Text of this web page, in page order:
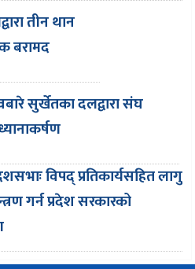
तीन थान
बरामद
सुर्खेतका दलद्वारा संघ
विपद् प्रतिकार्यसहित लागु
गर्न प्रदेश सरकारको